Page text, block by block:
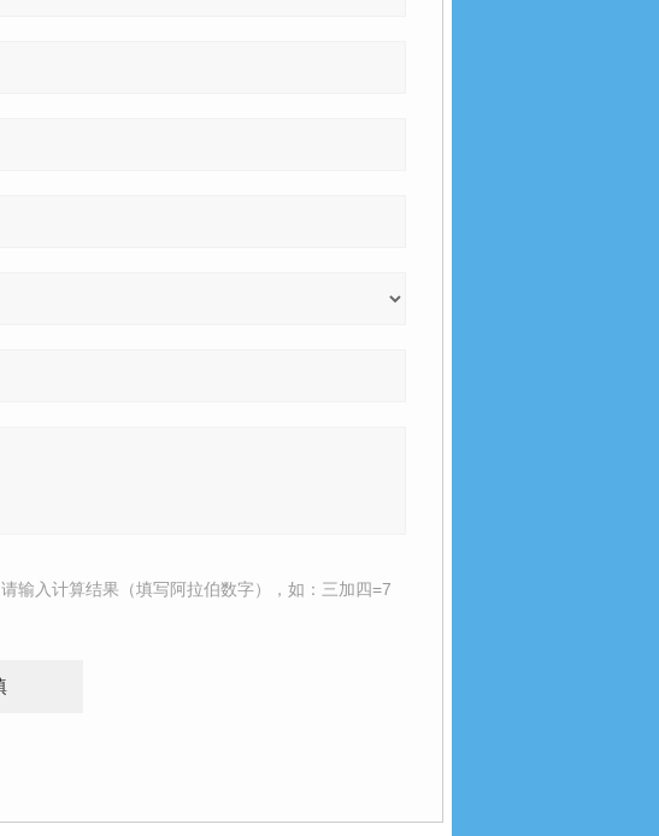
请输入计算结果（填写阿拉伯数字），如：三加四=7